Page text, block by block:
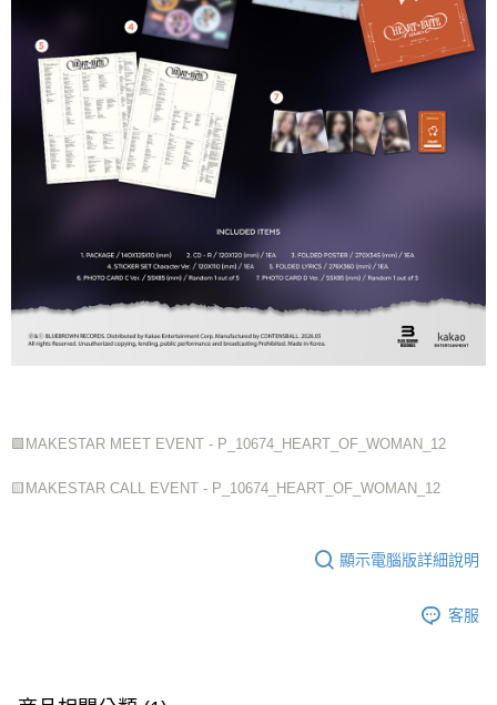
🟩MAKESTAR MEET EVENT - P_10674_HEART_OF_WOMAN_12
🟨MAKESTAR CALL EVENT - P_10674_HEART_OF_WOMAN_12
顯示電腦版詳細說明
客服